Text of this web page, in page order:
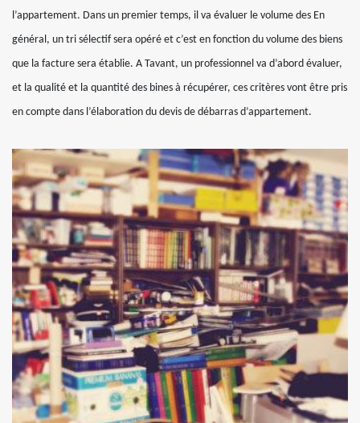
l’appartement. Dans un premier temps, il va évaluer le volume des En
général, un tri sélectif sera opéré et c’est en fonction du volume des biens
que la facture sera établie. A Tavant, un professionnel va d’abord évaluer,
et la qualité et la quantité des bines à récupérer, ces critères vont être pris
en compte dans l’élaboration du devis de débarras d’appartement.